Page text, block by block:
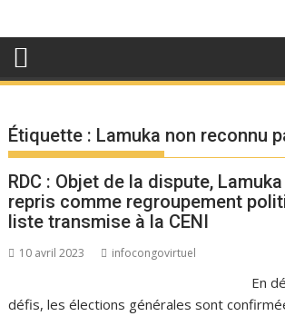
Étiquette : Lamuka non reconnu
RDC : Objet de la dispute, Lamuka
repris comme regroupement
liste transmise à la CENI
10 avril 2023 infocongovirtuel
En
défis, les élections générales sont